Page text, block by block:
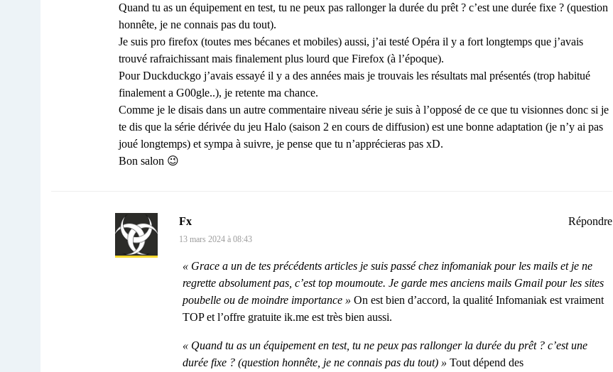
Quand tu as un équipement en test, tu ne peux pas rallonger la durée du prêt ? c’est une durée fixe ? (question
honnête, je ne connais pas du tout).
Je suis pro firefox (toutes mes bécanes et mobiles) aussi, j’ai testé Opéra il y a fort longtemps que j’avais
trouvé rafraichissant mais finalement plus lourd que Firefox (à l’époque).
Pour Duckduckgo j’avais essayé il y a des années mais je trouvais les résultats mal présentés (trop habitué
finalement a G00gle..), je retente ma chance.
Comme je le disais dans un autre commentaire niveau série je suis à l’opposé de ce que tu visionnes donc si je
te dis que la série dérivée du jeu Halo (saison 2 en cours de diffusion) est une bonne adaptation (je n’y ai pas
joué longtemps) et sympa à suivre, je pense que tu n’apprécieras pas xD.
Bon salon 😉
Fx
13 mars 2024 à 08:43
« Grace a un de tes précédents articles je suis passé chez infomaniak pour les mails et je ne
regrette absolument pas, c’est top moumoute. Je garde mes anciens mails Gmail pour les sites
poubelle ou de moindre importance » On est bien d’accord, la qualité Infomaniak est vraiment
TOP et l’offre gratuite ik.me est très bien aussi.
« Quand tu as un équipement en test, tu ne peux pas rallonger la durée du prêt ? c’est une
durée fixe ? (question honnête, je ne connais pas du tout) » Tout dépend des
Répondre